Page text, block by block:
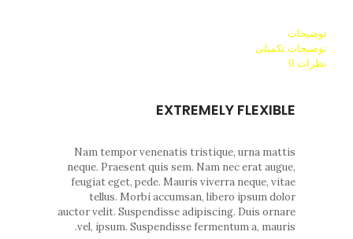
توضیحات
توضیحات تکمیلی
نظرات 0
EXTREMELY FLEXIBLE
Nam tempor venenatis tristique, urna mattis
neque. Praesent quis sem. Nam nec erat augue,
feugiat eget, pede. Mauris viverra neque, vitae
tellus. Morbi accumsan, libero ipsum dolor
auctor velit. Suspendisse adipiscing. Duis ornare
vel, ipsum. Suspendisse fermentum a, mauris.